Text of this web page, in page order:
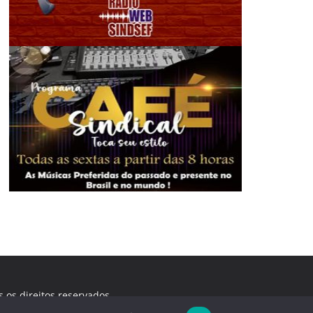
os direitos reservados.